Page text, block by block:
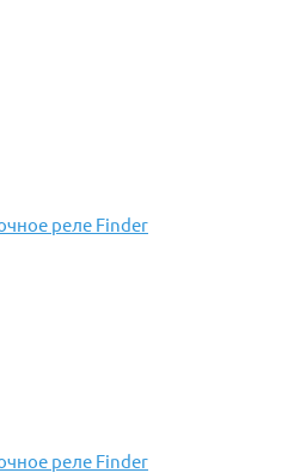
реле Finder
реле Finder